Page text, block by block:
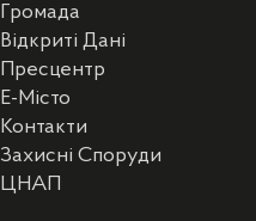
Громада
Відкриті Дані
Пресцентр
E-Місто
Контакти
Захисні Споруди
ЦНАП